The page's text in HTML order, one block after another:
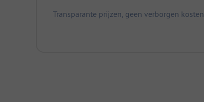
Transparante prijzen, geen verborgen kosten